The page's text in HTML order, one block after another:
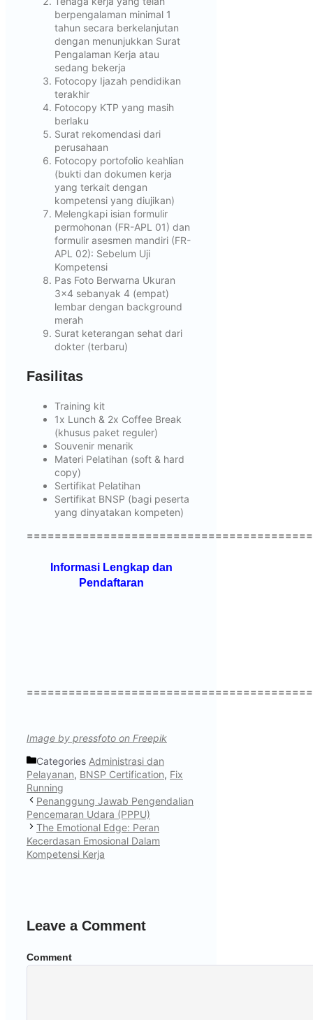
berpengalaman minimal 1
tahun secara berkelanjutan
dengan menunjukkan Surat
Pengalaman Kerja atau
sedang bekerja
Fotocopy Ijazah pendidikan
terakhir
Fotocopy KTP yang masih
berlaku
Surat rekomendasi dari
perusahaan
Fotocopy portofolio keahlian
(bukti dan dokumen kerja
yang terkait dengan
kompetensi yang diujikan)
Melengkapi isian formulir
permohonan (FR-APL 01) dan
formulir asesmen mandiri (FR-
APL 02): Sebelum Uji
Kompetensi
Pas Foto Berwarna Ukuran
3×4 sebanyak 4 (empat)
lembar dengan background
merah
Surat keterangan sehat dari
dokter (terbaru)
Fasilitas
Training kit
1x Lunch & 2x Coffee Break
(khusus paket reguler)
Souvenir menarik
Materi Pelatihan (soft & hard
copy)
Sertifikat Pelatihan
Sertifikat BNSP (bagi peserta
yang dinyatakan kompeten)
Informasi Lengkap dan
Pendaftaran
Image by pressfoto on Freepik
Categories Administrasi dan
Pelayanan, BNSP Certification, Fix
Running
Penanggung Jawab Pengendalian
Pencemaran Udara (PPPU)
The Emotional Edge: Peran
Kecerdasan Emosional Dalam
Kompetensi Kerja
Leave a Comment
Comment